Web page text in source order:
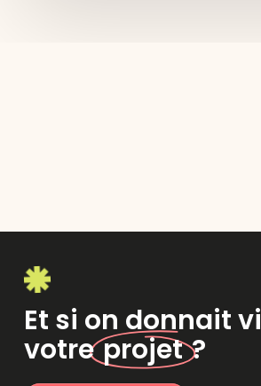
Et si on donnait
votreprojet?